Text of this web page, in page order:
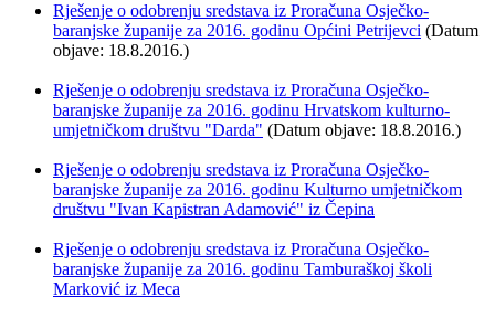
Rješenje o odobrenju sredstava iz Proračuna Osječko-
baranjske županije za 2016. godinu Općini Petrijevci (Datum
objave: 18.8.2016.)
Rješenje o odobrenju sredstava iz Proračuna Osječko-
baranjske županije za 2016. godinu Hrvatskom kulturno-
umjetničkom društvu "Darda" (Datum objave: 18.8.2016.)
Rješenje o odobrenju sredstava iz Proračuna Osječko-
baranjske županije za 2016. godinu Kulturno umjetničkom
društvu "Ivan Kapistran Adamović" iz Čepina
Rješenje o odobrenju sredstava iz Proračuna Osječko-
baranjske županije za 2016. godinu Tamburaškoj školi
Marković iz Meca